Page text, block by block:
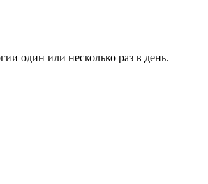
один или несколько раз в день.